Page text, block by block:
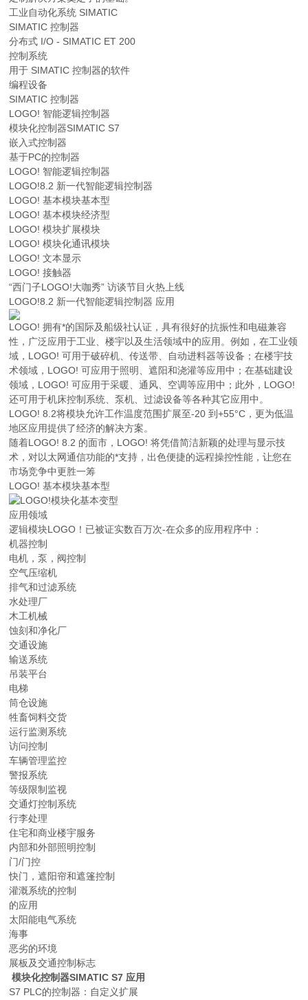
工业自动化系统 SIMATIC
SIMATIC 控制器
分布式 I/O - SIMATIC ET 200
控制系统
用于 SIMATIC 控制器的软件
编程设备
SIMATIC 控制器
LOGO! 智能逻辑控制器
模块化控制器SIMATIC S7
嵌入式控制器
基于PC的控制器
LOGO! 智能逻辑控制器
LOGO!8.2 新一代智能逻辑控制器
LOGO! 基本模块基本型
LOGO! 基本模块经济型
LOGO! 模块扩展模块
LOGO! 模块化通讯模块
LOGO! 文本显示
LOGO! 接触器
“西门子LOGO!大咖秀” 访谈节目火热上线
LOGO!8.2 新一代智能逻辑控制器 应用
LOGO! 拥有*的国际及船级社认证，具有很好的抗振性和电磁兼容
性，广泛应用于工业、楼宇以及生活领域中的应用。例如，在工业领
域，LOGO! 可用于破碎机、传送带、自动进料器等设备；在楼宇技
术领域，LOGO! 可应用于照明、遮阳和浇灌等应用中；在基础建设
领域，LOGO! 可应用于采暖、通风、空调等应用中；此外，LOGO!
还可用于机床控制系统、泵机、过滤设备等各种其它应用中。
LOGO! 8.2将模块允许工作温度范围扩展至-20 到+55°C，更为低温
地区应用提供了经济的解决方案。
随着LOGO! 8.2 的面市，LOGO! 将凭借简洁新颖的处理与显示技
术，对以太网通信功能的*支持，出色便捷的远程操控性能，让您在
市场竞争中更胜一筹
LOGO! 基本模块基本型
应用领域
逻辑模块LOGO！已被证实数百万次-在众多的应用程序中：
机器控制
电机，泵，阀控制
空气压缩机
排气和过滤系统
水处理厂
木工机械
蚀刻和净化厂
交通设施
输送系统
吊装平台
电梯
筒仓设施
牲畜饲料交货
运行监测系统
访问控制
车辆管理监控
警报系统
等级限制监视
交通灯控制系统
行李处理
住宅和商业楼宇服务
内部和外部照明控制
门/门控
快门，遮阳帘和遮篷控制
灌溉系统的控制
的应用
太阳能电气系统
海事
恶劣的环境
展板及交通控制标志
模块化控制器SIMATIC S7 应用
S7 PLC的控制器：自定义扩展